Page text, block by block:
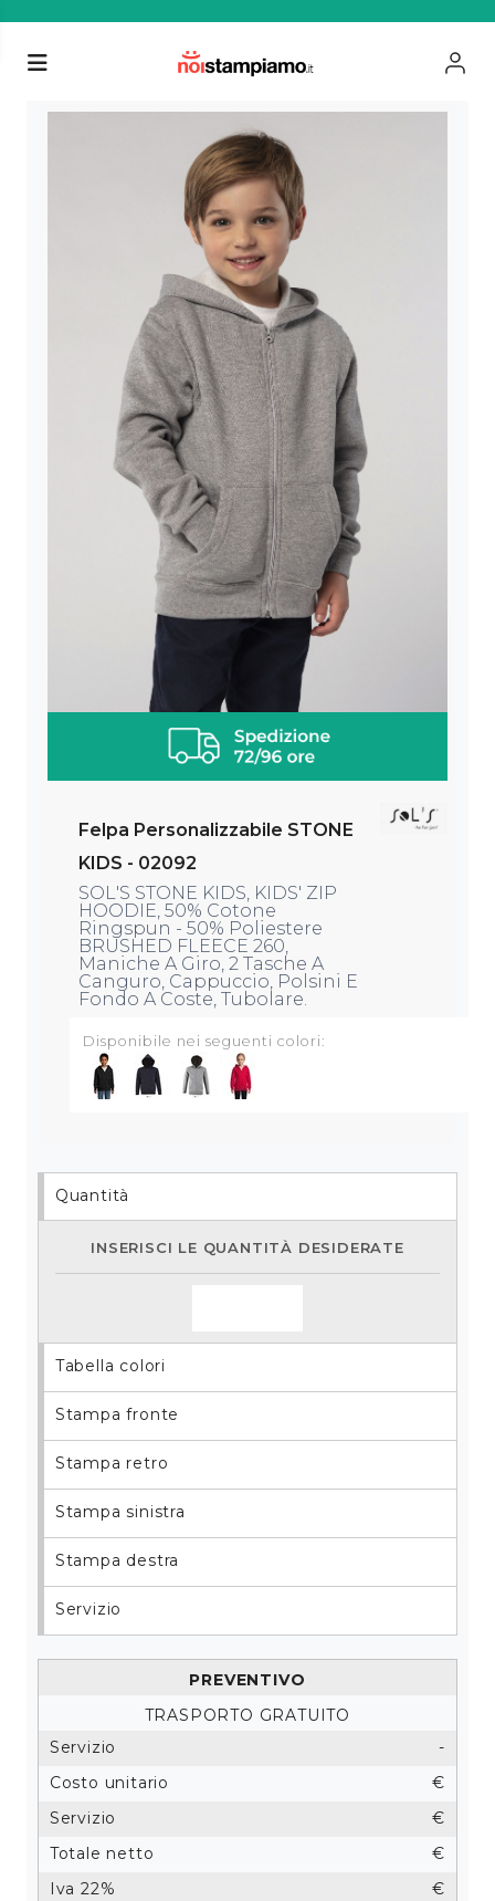
Felpa Personalizzabile STONE
KIDS - 02092
SOL'S STONE KIDS, KIDS' ZIP
HOODIE, 50% Cotone
Ringspun - 50% Poliestere
BRUSHED FLEECE 260,
Maniche A Giro, 2 Tasche A
Canguro, Cappuccio, Polsini E
Fondo A Coste, Tubolare.
Disponibile nei seguenti colori:
Quantità
Inserisci le quantità desiderate
Tabella colori
Stampa fronte
Stampa retro
Stampa sinistra
Stampa destra
Servizio
Preventivo
Trasporto gratuito
Servizio
-
Costo unitario
€
Servizio
€
Totale netto
€
Iva 22%
€